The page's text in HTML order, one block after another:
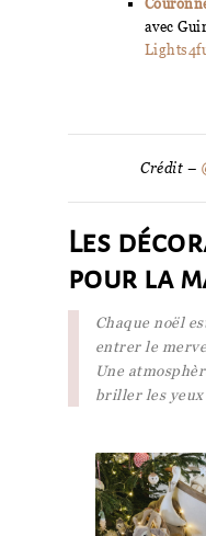
avec
Crédit –
Les
pour la
Chaque noël
entrer le
Une
briller les yeux